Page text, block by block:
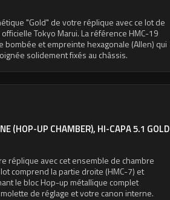
"Gold" de votre réplique avec ce lot de
Tokyo Marui. La référence HMC-19
bombée et empreinte hexagonale (Allen) qui
solidement fixés au châssis.
(HOP-UP CHAMBER), HI-CAPA 5.1 GOLD
réplique avec cet ensemble de chambre
comprend la partie droite (HMC-7) et
le bloc Hop-up métallique complet
de réglage et votre canon interne.